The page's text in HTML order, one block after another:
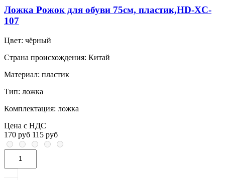
Ложка Рожок для обуви 75см, пластик,HD-XC-
107
Цвет: чёрный
Страна происхождения: Китай
Материал: пластик
Тип: ложка
Комплектация: ложка
Цена с НДС
170 руб 115 руб